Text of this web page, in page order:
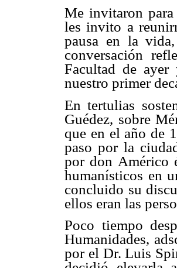
Me invitaron para
les invito a
pausa en la
conversación
Facultad de
nuestro primer
En tertulias
Guédez, sobre
que en el año de
paso por la
por don Américo
humanísticos en
concluido su
ellos eran las
Poco tiempo
Humanidades,
por el Dr. Luis